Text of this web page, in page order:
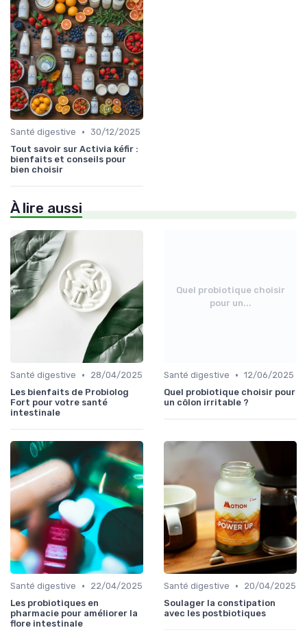
Santé digestive • 30/12/2025
Tout savoir sur Activia kéfir :
bienfaits et conseils pour
bien choisir
À lire aussi
Santé digestive •
28/04/2025
Les bienfaits de Probiolog
Fort pour votre santé
intestinale
Quel probiotique choisir
pour un...
Santé digestive • 12/06/2025
Quel probiotique choisir pour
un côlon irritable ?
Santé digestive •
22/04/2025
Les probiotiques en
pharmacie pour améliorer la
flore intestinale
Santé digestive •
20/04/2025
Soulager la constipation
avec les postbiotiques